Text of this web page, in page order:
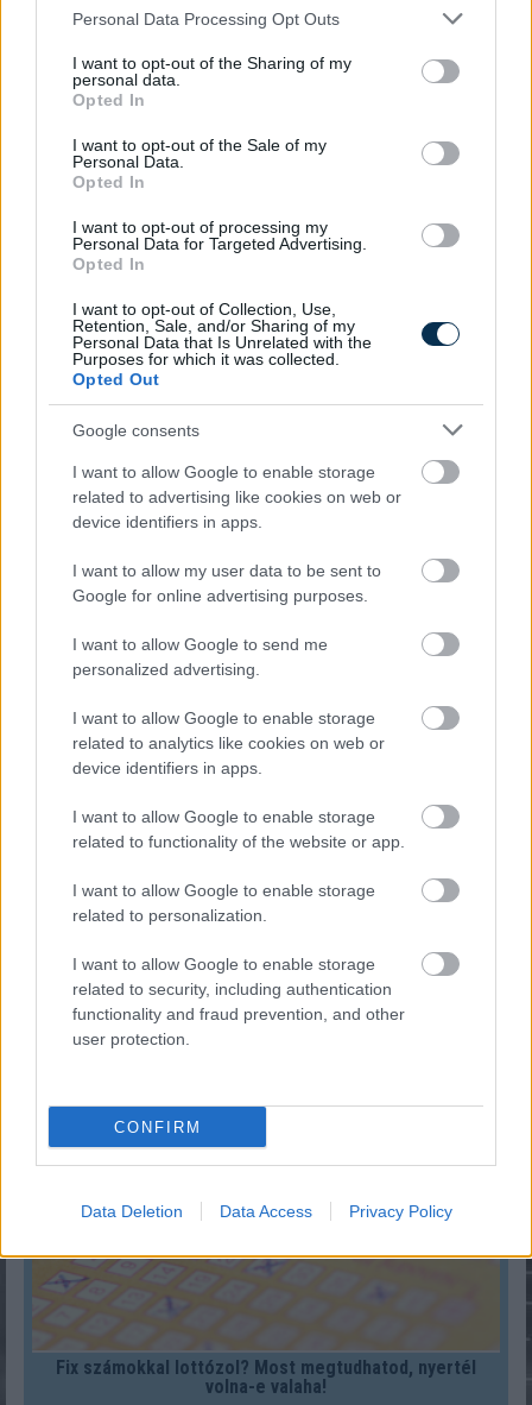
Please note that this website/app uses one or more Google
not limited to your visit or usage behaviour. You may click to
grant or deny consent to Google and its third-party tags to
use your data for below specified purposes in below Google
consent section.
Personal Data Processing Opt Outs
I want to opt-out of the Sharing of my
personal data.
Opted In
I want to opt-out of the Sale of my
Personal Data.
Opted In
I want to opt-out of processing my
Personal Data for Targeted Advertising.
Opted In
I want to opt-out of Collection, Use,
Retention, Sale, and/or Sharing of my
Personal Data that Is Unrelated with the
Purposes for which it was collected.
Opted Out
Google consents
I want to allow Google to enable storage
related to advertising like cookies on web or
device identifiers in apps.
I want to allow my user data to be sent to
Google for online advertising purposes.
I want to allow Google to send me
personalized advertising.
I want to allow Google to enable storage
related to analytics like cookies on web or
device identifiers in apps.
I want to allow Google to enable storage
related to functionality of the website or app.
I want to allow Google to enable storage
related to personalization.
I want to allow Google to enable storage
related to security, including authentication
functionality and fraud prevention, and other
user protection.
CONFIRM
Data Deletion Data Access Privacy Policy
Endoszkópos gerincműtét: úttörő eljárást mutat be az
SZTE
És ezeket kiszámoltad már?
Segítség! Okostelefon-függő vagyok?
Fix számokkal lottózol? Most megtudhatod, nyertél
volna-e valaha!